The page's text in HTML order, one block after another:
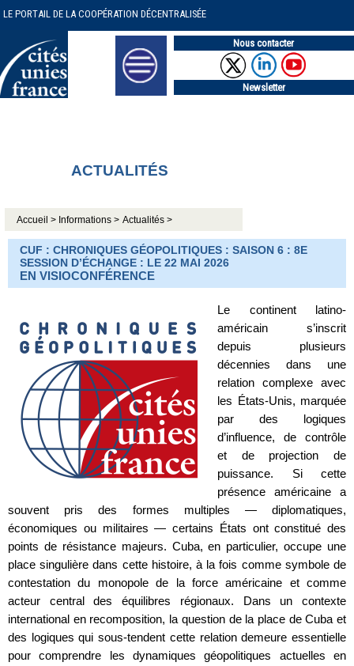
LE PORTAIL DE LA COOPÉRATION DÉCENTRALISÉE
Nous contacter
Newsletter
ACTUALITÉS
Accueil > Informations > Actualités >
CUF : CHRONIQUES GÉOPOLITIQUES : SAISON 6 : 8E
SESSION D’ÉCHANGE : LE 22 MAI 2026
EN VISIOCONFÉRENCE
Le continent latino-
américain s’inscrit
depuis plusieurs
décennies dans une
relation complexe avec
les États-Unis, marquée
par des logiques
d’influence, de contrôle
et de projection de
puissance. Si cette
présence américaine a
souvent pris des formes multiples — diplomatiques,
économiques ou militaires — certains États ont constitué des
points de résistance majeurs. Cuba, en particulier, occupe une
place singulière dans cette histoire, à la fois comme symbole de
contestation du monopole de la force américaine et comme
acteur central des équilibres régionaux. Dans un contexte
international en recomposition, la question de la place de Cuba et
des logiques qui sous-tendent cette relation demeure essentielle
pour comprendre les dynamiques géopolitiques actuelles en